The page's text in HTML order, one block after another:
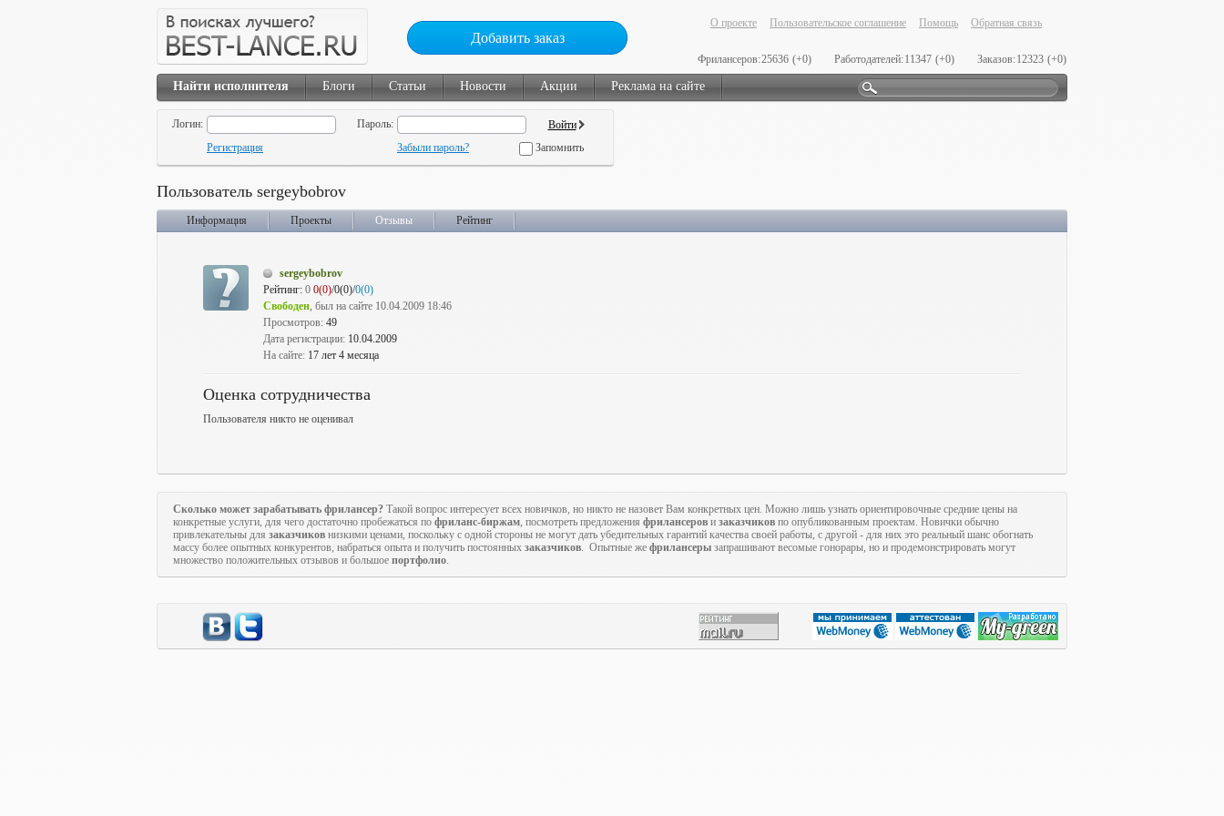
Добавить заказ
О проекте Пользовательское соглашение Помощь Обратная связь
Фрилансеров:25636 (+0) Работодателей:11347 (+0) Заказов:12323 (+0)
Найти исполнителя Блоги Статьи Новости Акции Реклама на сайте
Логин:
Пароль:
Регистрация
Забыли пароль? Запомнить
Пользователь sergeybobrov
Информация Проекты Отзывы Рейтинг
sergeybobrov
Рейтинг: 0 0(0)/0(0)/0(0)
Свободен, был на сайте 10.04.2009 18:46
Просмотров: 49
Дата регистрации: 10.04.2009
На сайте: 17 лет 4 месяца
Оценка сотрудничества
Пользователя никто не оценивал
Сколько может зарабатывать фрилансер? Такой вопрос интересует всех новичков, но никто не назовет Вам конкретных цен. Можно лишь узнать ориентировочные средние цены на
конкретные услуги, для чего достаточно пробежаться по фриланс-биржам, посмотреть предложения фрилансеров и заказчиков по опубликованным проектам. Новички обычно
привлекательны для заказчиков низкими ценами, поскольку с одной стороны не могут дать убедительных гарантий качества своей работы, с другой - для них это реальный шанс обогнать
массу более опытных конкурентов, набраться опыта и получить постоянных заказчиков. Опытные же фрилансеры запрашивают весомые гонорары, но и продемонстрировать могут
множество положительных отзывов и большое портфолио.